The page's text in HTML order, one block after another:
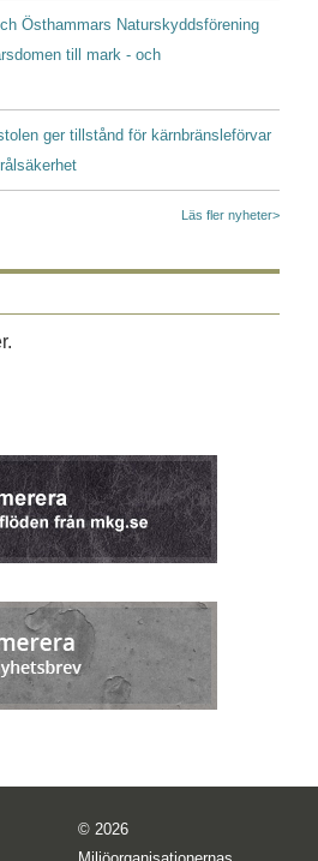
Östhammars Naturskyddsförening
till mark - och
ger tillstånd för kärnbränsleförvar
Läs fler nyheter>
© 2026